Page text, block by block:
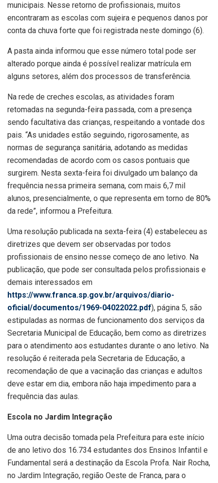
municipais. Nesse retorno de profissionais, muitos
encontraram as escolas com sujeira e pequenos danos por
conta da chuva forte que foi registrada neste domingo (6).
A pasta ainda informou que esse número total pode ser
alterado porque ainda é possível realizar matrícula em
alguns setores, além dos processos de transferência.
Na rede de creches escolas, as atividades foram
retomadas na segunda-feira passada, com a presença
sendo facultativa das crianças, respeitando a vontade dos
pais. “As unidades estão seguindo, rigorosamente, as
normas de segurança sanitária, adotando as medidas
recomendadas de acordo com os casos pontuais que
surgirem. Nesta sexta-feira foi divulgado um balanço da
frequência nessa primeira semana, com mais 6,7 mil
alunos, presencialmente, o que representa em torno de 80%
da rede”, informou a Prefeitura.
Uma resolução publicada na sexta-feira (4) estabeleceu as
diretrizes que devem ser observadas por todos
profissionais de ensino nesse começo de ano letivo. Na
publicação, que pode ser consultada pelos profissionais e
demais interessados em
https://www.franca.sp.gov.br/arquivos/diario-
oficial/documentos/1969-04022022.pdf), página 5, são
estipuladas as normas de funcionamento dos serviços da
Secretaria Municipal de Educação, bem como as diretrizes
para o atendimento aos estudantes durante o ano letivo. Na
resolução é reiterada pela Secretaria de Educação, a
recomendação de que a vacinação das crianças e adultos
deve estar em dia, embora não haja impedimento para a
frequência das aulas.
Escola no Jardim Integração
Uma outra decisão tomada pela Prefeitura para este início
de ano letivo dos 16.734 estudantes dos Ensinos Infantil e
Fundamental será a destinação da Escola Profa. Nair Rocha,
no Jardim Integração, região Oeste de Franca, para o